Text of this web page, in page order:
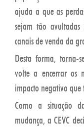
ajuda a que as
sejam tão
canais de venda da
Desta forma, torna-
volte a encerrar os
impacto negativo
Como a situação
mudança, a CEVC